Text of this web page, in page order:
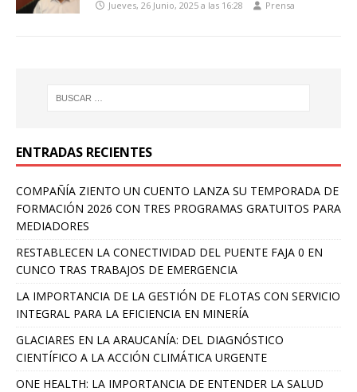
Jueves, 26 Junio, 2025 a las 16:28 Prensa
ENTRADAS RECIENTES
COMPAÑÍA ZIENTO UN CUENTO LANZA SU TEMPORADA DE
FORMACIÓN 2026 CON TRES PROGRAMAS GRATUITOS PARA
MEDIADORES
RESTABLECEN LA CONECTIVIDAD DEL PUENTE FAJA 0 EN
CUNCO TRAS TRABAJOS DE EMERGENCIA
LA IMPORTANCIA DE LA GESTIÓN DE FLOTAS CON SERVICIO
INTEGRAL PARA LA EFICIENCIA EN MINERÍA
GLACIARES EN LA ARAUCANÍA: DEL DIAGNÓSTICO
CIENTÍFICO A LA ACCIÓN CLIMÁTICA URGENTE
ONE HEALTH: LA IMPORTANCIA DE ENTENDER LA SALUD